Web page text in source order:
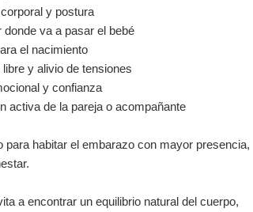
y postura
donde va a pasar el bebé
el nacimiento
y alivio de tensiones
y confianza
activa de la pareja o acompañante
para habitar el embarazo con mayor presencia,
a encontrar un equilibrio natural del cuerpo,